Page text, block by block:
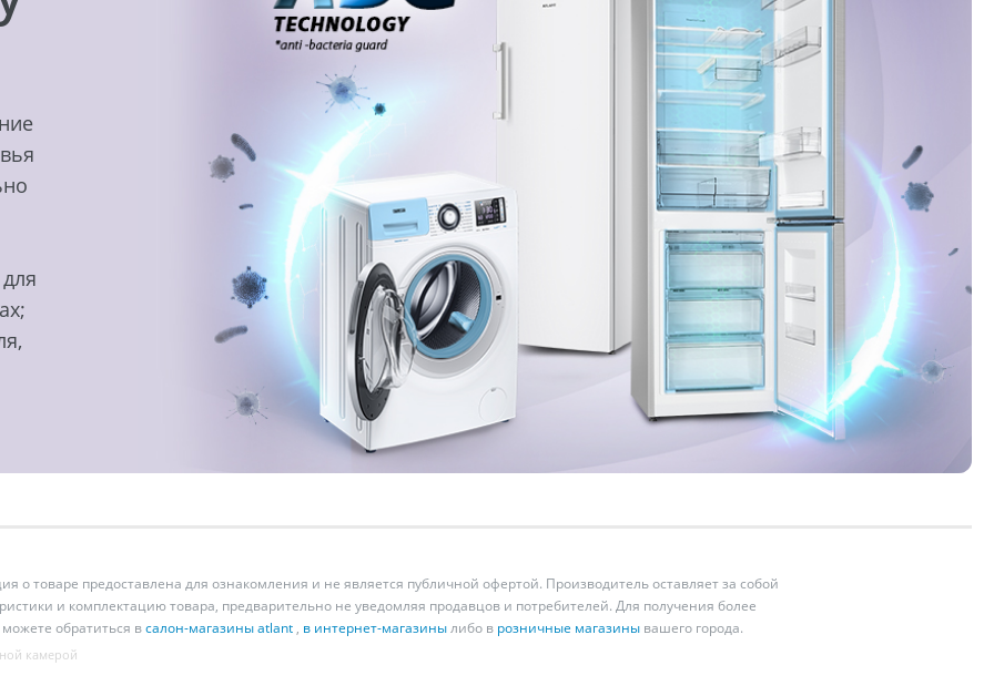
товаре предоставлена для ознакомления и не является публичной офертой. Производитель оставляет за собой
и комплектацию товара, предварительно не уведомляя продавцов и потребителей. Для получения более
обратиться всалон-магазины atlant, в интернет-магазинылибо в розничные магазинывашего города.
камерой